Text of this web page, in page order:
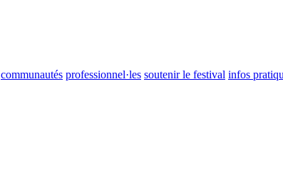
communautés professionnel·les soutenir le festival infos